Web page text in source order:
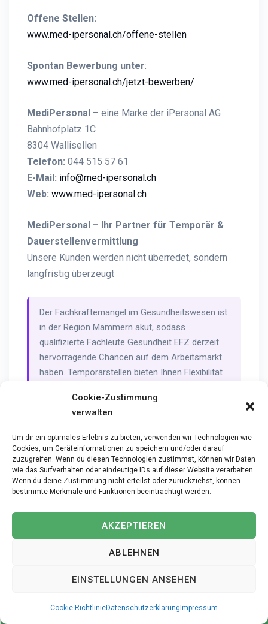
Cookie-Zustimmung
verwalten
Um dir ein optimales Erlebnis zu bieten, verwenden wir Technologien wie
Cookies, um Geräteinformationen zu speichern und/oder darauf
zuzugreifen. Wenn du diesen Technologien zustimmst, können wir Daten
wie das Surfverhalten oder eindeutige IDs auf dieser Website verarbeiten.
Wenn du deine Zustimmung nicht erteilst oder zurückziehst, können
bestimmte Merkmale und Funktionen beeinträchtigt werden.
AKZEPTIEREN
ABLEHNEN
EINSTELLUNGEN ANSEHEN
Cookie-RichtlinieDatenschutzerklärung Impressum
Offene Stellen:
www.med-ipersonal.ch/offene-stellen
Spontan Bewerbung unter:
www.med-ipersonal.ch/jetzt-bewerben/
MediPersonal – eine Marke der iPersonal AG
Bahnhofplatz 1C
8304 Wallisellen
Telefon: 044 515 57 61
E-Mail: info@med-ipersonal.ch
Web: www.med-ipersonal.ch
MediPersonal – Ihr Partner für Temporär &
Dauerstellenvermittlung
Unsere Kunden werden nicht überredet, sondern
langfristig überzeugt
Der Fachkräftemangel im Gesundheitswesen ist
in der Region Mammern akut, sodass
qualifizierte Fachleute Gesundheit EFZ derzeit
hervorragende Chancen auf dem Arbeitsmarkt
haben. Temporärstellen bieten Ihnen Flexibilität
kennenzulernen. Als spezialisierter
Personalvermittler erleichtert Ihnen iPersonal
den Einstieg durch fundierte
Branchenkenntnisse, persönliche Betreuung und
schnelle Vermittlung zu passenden Positionen in
Ihrer Nähe.
Betreuung EFZ 80-100% in
Mammern gesucht – Gestalte